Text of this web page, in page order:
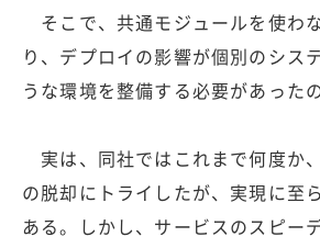
そこで、共通モジュールを使わ
り、デプロイの影響が個別のシス
うな環境を整備する必要があったの
実は、同社ではこれまで何度か
の脱却にトライしたが、実現に至
ある。しかし、サービスのスピー